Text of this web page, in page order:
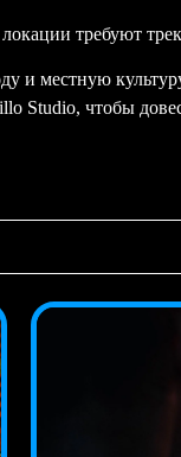
требуют
и местную
Studio, чтобы